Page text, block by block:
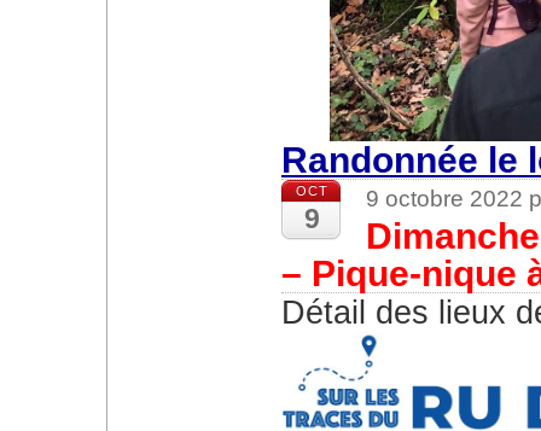
Randonnée le
OCT
9
9 octobre 2022
– Pique-nique
Détail des lieux